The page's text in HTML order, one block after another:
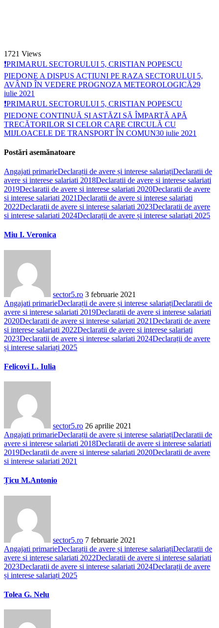
1721 Views
❗PRIMARUL SECTORULUI 5, CRISTIAN POPESCU
PIEDONE A DISPUS ACȚIUNI PE RAZA SECTORULUI 5,
AVÂND ÎN VEDERE PROGNOZA METEOROLOGICĂ29
iulie 2021
❗PRIMARUL SECTORULUI 5, CRISTIAN POPESCU
PIEDONE CONTINUĂ ȘI ASTĂZI SĂ ÎMPARTĂ APĂ
TRECĂTORILOR SI CELOR CARE CIRCULĂ CU
MIJLOACELE DE TRANSPORT ÎN COMUN30 iulie 2021
Postări asemănatoare
Angajati primarieDeclarații de avere și interese salariațiDeclaratii de
avere si interese salariati 2018Declaratii de avere si interese salariati
2019Declaratii de avere si interese salariati 2020Declaratii de avere
si interese salariati 2021Declaratii de avere si interese salariati
2022Declaratii de avere si interese salariati 2023Declaratii de avere
si interese salariati 2024Declarații de avere și interese salariați 2025
Miu I. Veronica
sector5.ro 3 februarie 2021
Angajati primarieDeclarații de avere și interese salariațiDeclaratii de
avere si interese salariati 2019Declaratii de avere si interese salariati
2020Declaratii de avere si interese salariati 2021Declaratii de avere
si interese salariati 2022Declaratii de avere si interese salariati
2023Declaratii de avere si interese salariati 2024Declarații de avere
și interese salariați 2025
Felicovi L. Iulia
sector5.ro 26 aprilie 2021
Angajati primarieDeclarații de avere și interese salariațiDeclaratii de
avere si interese salariati 2018Declaratii de avere si interese salariati
2019Declaratii de avere si interese salariati 2020Declaratii de avere
si interese salariati 2021
Țicu M.Antonio
sector5.ro 7 februarie 2021
Angajati primarieDeclarații de avere și interese salariațiDeclaratii de
avere si interese salariati 2022Declaratii de avere si interese salariati
2023Declaratii de avere si interese salariati 2024Declarații de avere
și interese salariați 2025
Tolea G. Nelu